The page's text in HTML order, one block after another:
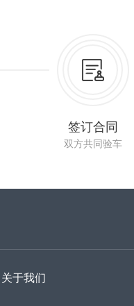
签订合同
双方共同验车
关于我们